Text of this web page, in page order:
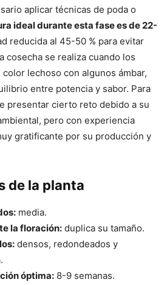
aplicar técnicas de poda o
ideal durante esta fase es de 22-
reducida al 45-50 % para evitar
cosecha se realiza cuando los
lechoso con algunos ámbar,
entre potencia y sabor. Para
presentar cierto reto debido a su
pero con experiencia
gratificante por su producción y
de la planta
media.
la floración: duplica su tamaño.
densos, redondeados y
óptima: 8-9 semanas.